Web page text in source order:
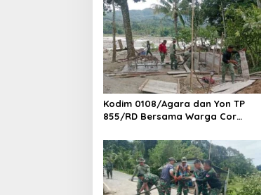
s
i
p
o
s
Kodim 0108/Agara dan Yon TP
855/RD Bersama Warga Cor
Gantung di Ds. Lawe Ger Ger,
Aceh Tenggara